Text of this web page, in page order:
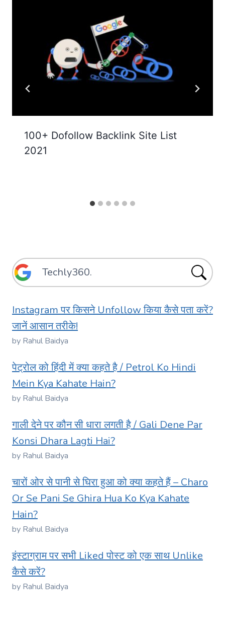
100+ Dofollow Backlink Site List
2021
Instagram पर किसने Unfollow किया कैसे पता करें?
जानें आसान तरीके!
by Rahul Baidya
पेट्रोल को हिंदी में क्या कहते है / Petrol Ko Hindi
Mein Kya Kahate Hain?
by Rahul Baidya
गाली देने पर कौन सी धारा लगती है / Gali Dene Par
Konsi Dhara Lagti Hai?
by Rahul Baidya
चारों ओर से पानी से घिरा हुआ को क्या कहते हैं – Charo
Or Se Pani Se Ghira Hua Ko Kya Kahate
Hain?
by Rahul Baidya
इंस्टाग्राम पर सभी Liked पोस्ट को एक साथ Unlike
कैसे करें?
by Rahul Baidya